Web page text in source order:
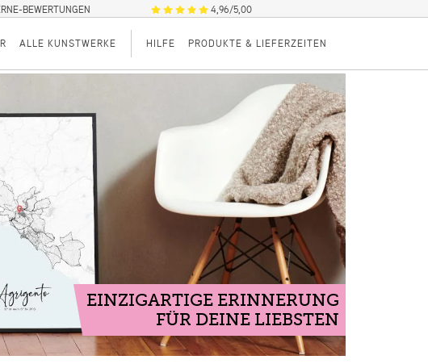
BEWERTUNGEN 4,96/5,00
ALLE KUNSTWERKE HILFE PRODUKTE & LIEFERZEITEN
EINZIGARTIGE ERINNERUNG
FÜR DEINE LIEBSTEN